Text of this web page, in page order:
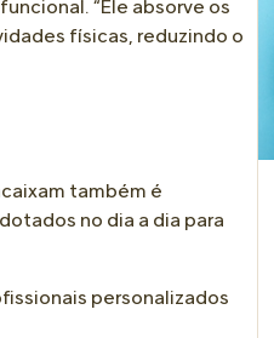
“Ele absorve os
físicas, reduzindo o
também é
no dia a dia para
personalizados